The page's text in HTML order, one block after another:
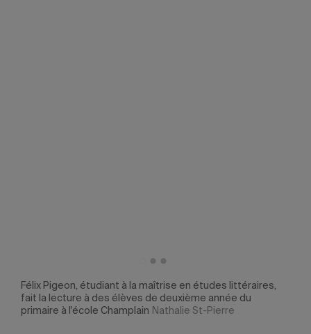
Félix Pigeon, étudiant à la maîtrise en études littéraires,
fait la lecture à des élèves de deuxième année du
primaire à l'école Champlain Nathalie St-Pierre